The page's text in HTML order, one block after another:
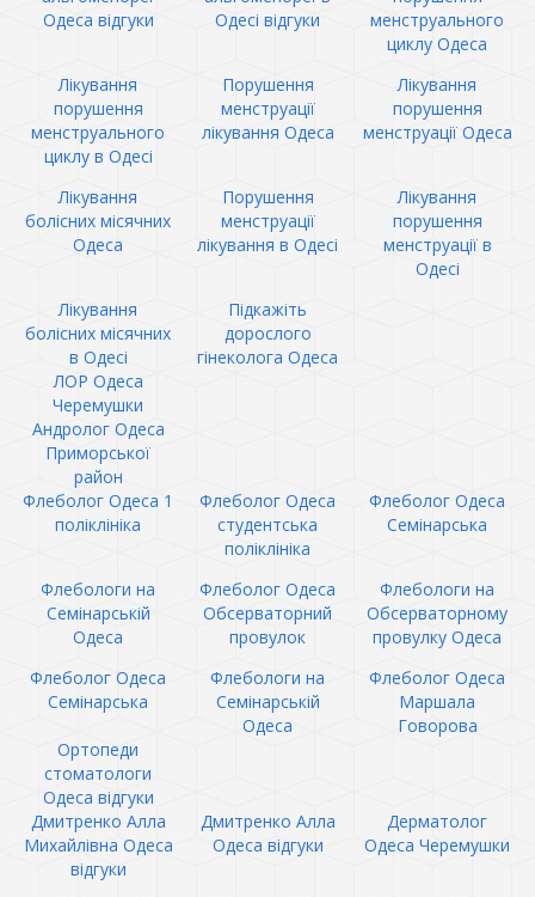
Одеса відгуки
Одесі відгуки
менструального
циклу Одеса
Лікування
порушення
менструального
циклу в Одесі
Порушення
менструації
лікування Одеса
Лікування
порушення
менструації Одеса
Лікування
болісних місячних
Одеса
Порушення
менструації
лікування в Одесі
Лікування
порушення
менструації в
Одесі
Лікування
болісних місячних
в Одесі
Підкажіть
дорослого
гінеколога Одеса
ЛОР Одеса
Черемушки
Андролог Одеса
Приморської
район
Флеболог Одеса 1
поліклініка
Флеболог Одеса
студентська
поліклініка
Флеболог Одеса
Семінарська
Флебологи на
Семінарській
Одеса
Флеболог Одеса
Обсерваторний
провулок
Флебологи на
Обсерваторному
провулку Одеса
Флеболог Одеса
Семінарська
Флебологи на
Семінарській
Одеса
Флеболог Одеса
Маршала
Говорова
Ортопеди
стоматологи
Одеса відгуки
Дмитренко Алла
Михайлівна Одеса
відгуки
Дмитренко Алла
Одеса відгуки
Дерматолог
Одеса Черемушки